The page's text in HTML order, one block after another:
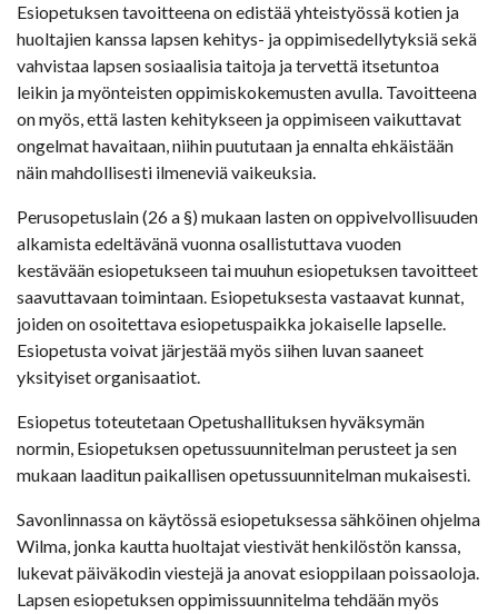
Esiopetuksen tavoitteena on edistää yhteistyössä kotien ja
huoltajien kanssa lapsen kehitys- ja oppimisedellytyksiä sekä
vahvistaa lapsen sosiaalisia taitoja ja tervettä itsetuntoa
leikin ja myönteisten oppimiskokemusten avulla. Tavoitteena
on myös, että lasten kehitykseen ja oppimiseen vaikuttavat
ongelmat havaitaan, niihin puututaan ja ennalta ehkäistään
näin mahdollisesti ilmeneviä vaikeuksia.
Perusopetuslain (26 a §) mukaan lasten on oppivelvollisuuden
alkamista edeltävänä vuonna osallistuttava vuoden
kestävään esiopetukseen tai muuhun esiopetuksen tavoitteet
saavuttavaan toimintaan. Esiopetuksesta vastaavat kunnat,
joiden on osoitettava esiopetuspaikka jokaiselle lapselle.
Esiopetusta voivat järjestää myös siihen luvan saaneet
yksityiset organisaatiot.
Esiopetus toteutetaan Opetushallituksen hyväksymän
normin, Esiopetuksen opetussuunnitelman perusteet ja sen
mukaan laaditun paikallisen opetussuunnitelman mukaisesti.
Savonlinnassa on käytössä esiopetuksessa sähköinen ohjelma
Wilma, jonka kautta huoltajat viestivät henkilöstön kanssa,
lukevat päiväkodin viestejä ja anovat esioppilaan poissaoloja.
Lapsen esiopetuksen oppimissuunnitelma tehdään myös